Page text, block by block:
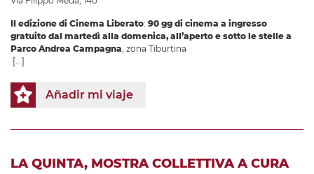
II edizione di Cinema Liberato: 90 gg di cinema a ingresso
gratuito dal martedì alla domenica, all’aperto e sotto le stelle a
Parco Andrea Campagna, zona Tiburtina
[...]
Añadir mi viaje
LA QUINTA, MOSTRA COLLETTIVA A CURA